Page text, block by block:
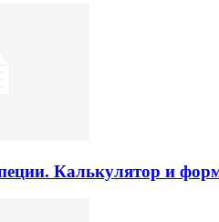
Калькулятор и